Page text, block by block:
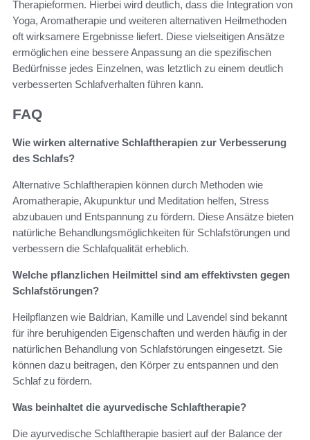
Therapieformen. Hierbei wird deutlich, dass die Integration von
Yoga, Aromatherapie und weiteren alternativen Heilmethoden
oft wirksamere Ergebnisse liefert. Diese vielseitigen Ansätze
ermöglichen eine bessere Anpassung an die spezifischen
Bedürfnisse jedes Einzelnen, was letztlich zu einem deutlich
verbesserten Schlafverhalten führen kann.
FAQ
Wie wirken alternative Schlaftherapien zur Verbesserung
des Schlafs?
Alternative Schlaftherapien können durch Methoden wie
Aromatherapie, Akupunktur und Meditation helfen, Stress
abzubauen und Entspannung zu fördern. Diese Ansätze bieten
natürliche Behandlungsmöglichkeiten für Schlafstörungen und
verbessern die Schlafqualität erheblich.
Welche pflanzlichen Heilmittel sind am effektivsten gegen
Schlafstörungen?
Heilpflanzen wie Baldrian, Kamille und Lavendel sind bekannt
für ihre beruhigenden Eigenschaften und werden häufig in der
natürlichen Behandlung von Schlafstörungen eingesetzt. Sie
können dazu beitragen, den Körper zu entspannen und den
Schlaf zu fördern.
Was beinhaltet die ayurvedische Schlaftherapie?
Die ayurvedische Schlaftherapie basiert auf der Balance der